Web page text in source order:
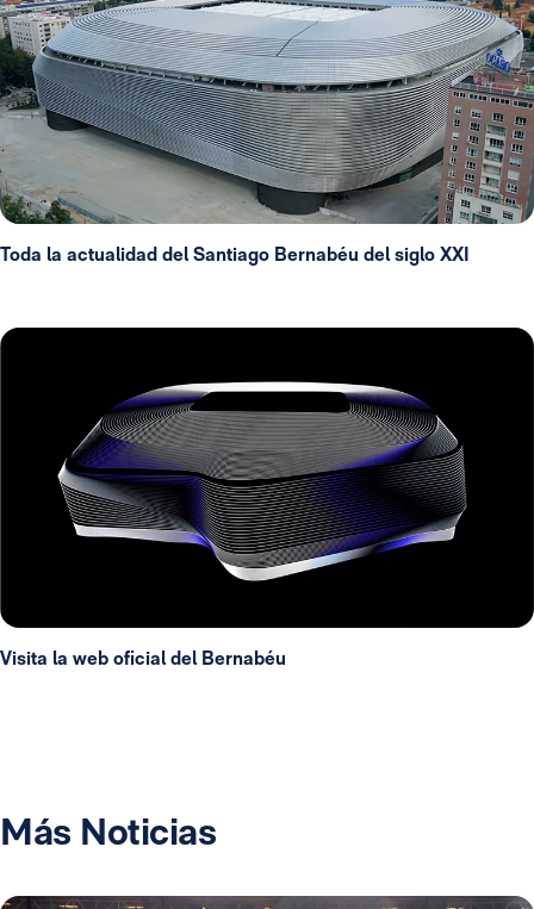
Toda la actualidad del Santiago Bernabéu del siglo XXI
Visita la web oficial del Bernabéu
Más Noticias